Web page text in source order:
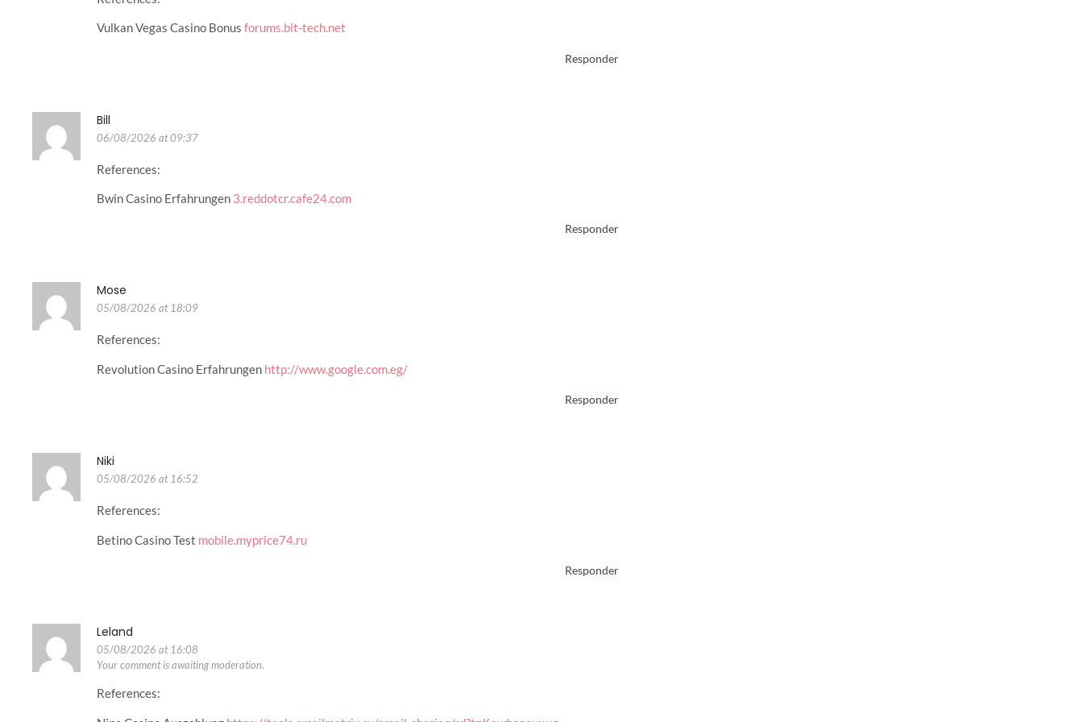
Vulkan Vegas Casino Bonus forums.bit-tech.net
Responder
Bill
06/08/2026 at 09:37
References:
Bwin Casino Erfahrungen 3.reddotcr.cafe24.com
Responder
Mose
05/08/2026 at 18:09
References:
Revolution Casino Erfahrungen http://www.google.com.eg/
Responder
Niki
05/08/2026 at 16:52
References:
Betino Casino Test mobile.myprice74.ru
Responder
Leland
05/08/2026 at 16:08
Your comment is awaiting moderation.
References: